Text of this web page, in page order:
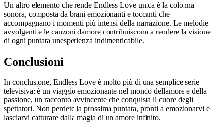
Un altro elemento che rende Endless Love unica è la colonna
sonora, composta da brani emozionanti e toccanti che
accompagnano i momenti più intensi della narrazione. Le melodie
avvolgenti e le canzoni damore contribuiscono a rendere la visione
di ogni puntata unesperienza indimenticabile.
Conclusioni
In conclusione, Endless Love è molto più di una semplice serie
televisiva: è un viaggio emozionante nel mondo dellamore e della
passione, un racconto avvincente che conquista il cuore degli
spettatori. Non perdete la prossima puntata, pronti a emozionarvi e
lasciarvi catturare dalla magia di un amore infinito.